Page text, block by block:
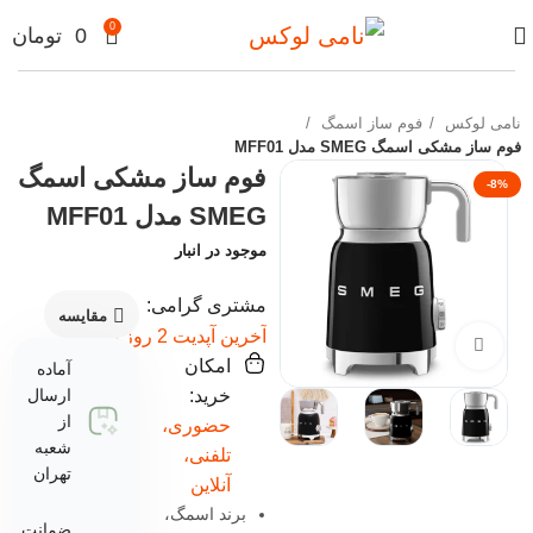
0
0 تومان
نامی لوکس
فوم ساز اسمگ
فوم ساز مشکی اسمگ SMEG مدل MFF01
-8%
برای بزرگنمایی کلیک کنید
فوم ساز مشکی اسمگ
SMEG مدل MFF01
موجود در انبار
مشتری گرامی:
آخرین آپدیت 2 روز پیش
امکان
خرید:
حضوری،
تلفنی،
آنلاین
برند اسمگ،
مقایسه
آماده
ارسال
از
شعبه
تهران